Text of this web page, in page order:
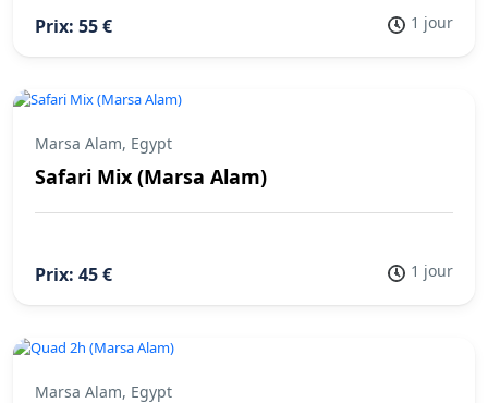
Prix: 55 € 1 jour
Marsa Alam, Egypt
Safari Mix (Marsa Alam)
Prix: 45 € 1 jour
Marsa Alam, Egypt